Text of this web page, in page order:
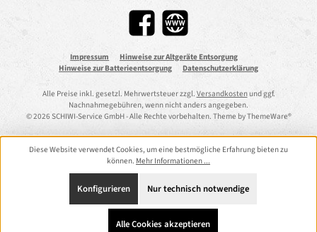
Facebook Website
Impressum
Hinweise zur Altgeräte Entsorgung
Hinweise zur Batterieentsorgung
Datenschutzerklärung
Alle Preise inkl. gesetzl. Mehrwertsteuer zzgl. Versandkostenund ggf.
Nachnahmegebühren, wenn nicht anders angegeben.
© 2026 SCHIWI-Service GmbH - Alle Rechte vorbehalten. Theme byThemeWare®
Diese Website verwendet Cookies, um eine bestmögliche Erfahrung bieten zu
können. Mehr Informationen ...
Nur technisch notwendige
Konfigurieren
Alle Cookies akzeptieren